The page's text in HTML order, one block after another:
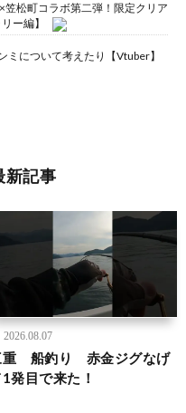
笠松町コラボ第二弾！限定クリア
ー編】
ミについて考えたり【Vtuber】
新記事
2026.08.07
重 船釣り 赤金ジグなげ
発目で来た！